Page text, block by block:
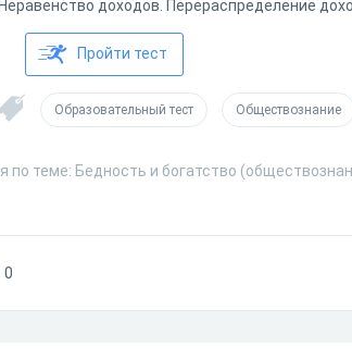
Неравенство доходов. Перераспределение
Пройти тест
Образовательный тест Обществознание
по теме: Бедность и богатство
0